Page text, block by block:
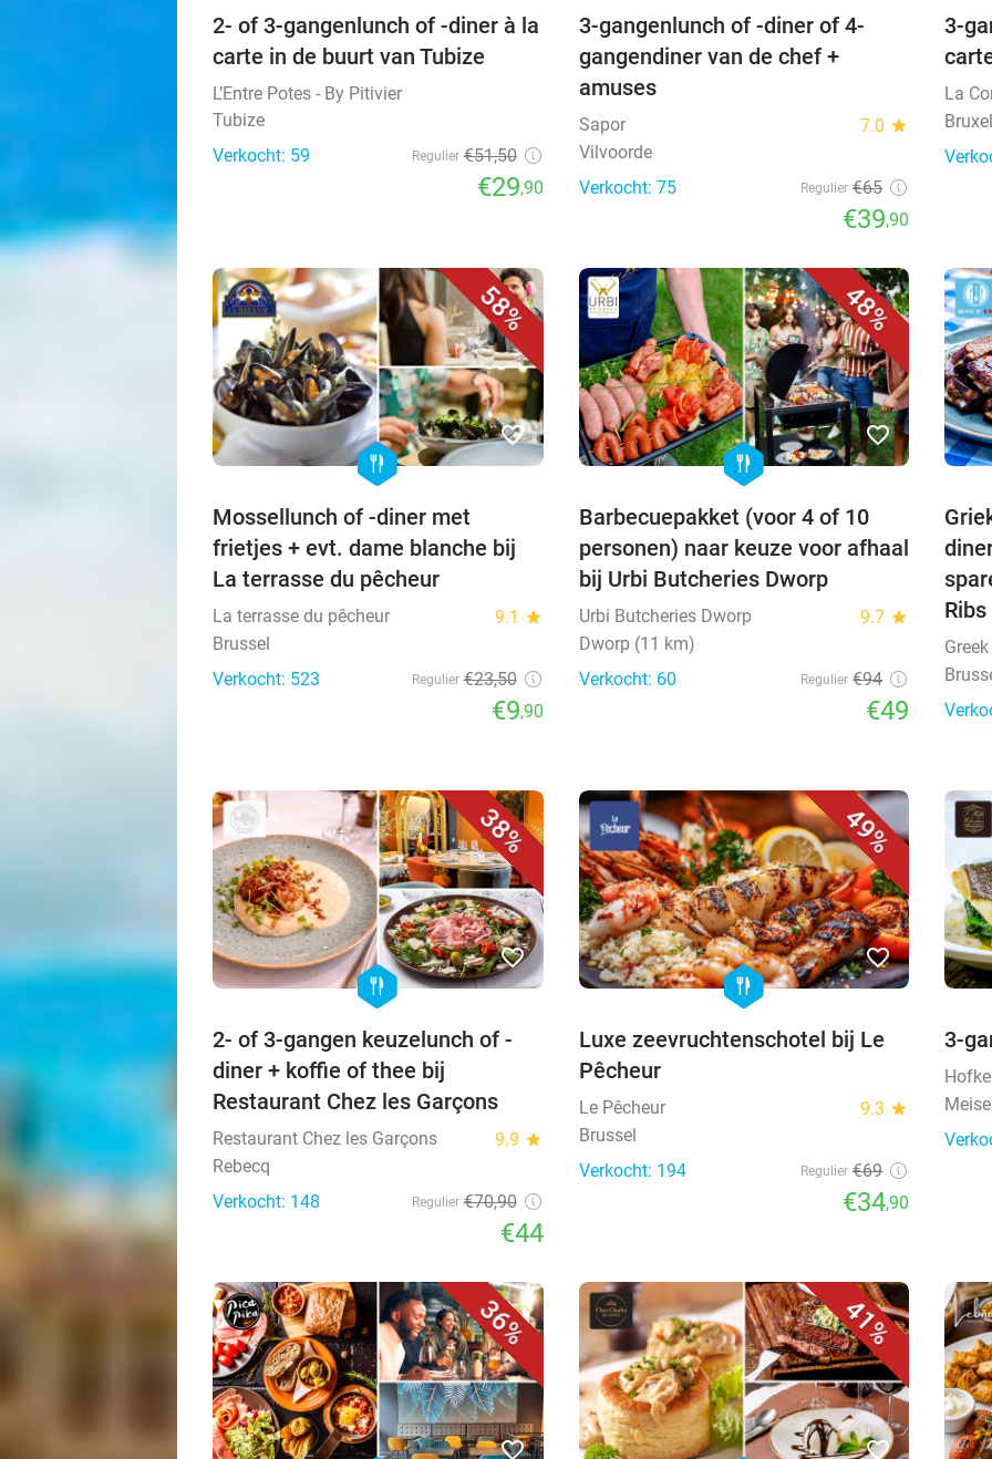
2- of 3-gangenlunch of -diner à la
carte in de buurt van Tubize
L’Entre Potes - By Pitivier
Tubize
Verkocht: 59
Regulier €51,50
€29,90
3-gangenlunch of -diner of 4-
gangendiner van de chef +
amuses
Sapor 7.0 star
Vilvoorde
Verkocht: 75
Regulier €65
€39,90
3-
La
58%
favorite_border
hexagon
food
Mossellunch of -diner met
frietjes + evt. dame blanche bij
La terrasse du pêcheur
La terrasse du pêcheur 9.1 star
Brussel
Verkocht: 523
Regulier €23,50
€9,90
48%
favorite_border
hexagon
food
Barbecuepakket (voor 4 of 10
personen) naar keuze voor afhaal
bij Urbi Butcheries Dworp
Urbi Butcheries Dworp 9.7 star
Dworp (11 km)
Verkocht: 60
Regulier €94
€49
Ribs
38%
favorite_border
hexagon
food
2- of 3-gangen keuzelunch of -
diner + koffie of thee bij
Restaurant Chez les Garçons
Restaurant Chez les Garçons 9.9 star
Rebecq
Verkocht: 148
Regulier €70,90
€44
49%
favorite_border
hexagon
food
Luxe zeevruchtenschotel bij Le
Pêcheur
Le Pêcheur 9.3 star
Brussel
Verkocht: 194
Regulier €69
€34,90
3-
36%
favorite_border
41%
favorite_border